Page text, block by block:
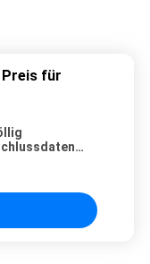
Preis für